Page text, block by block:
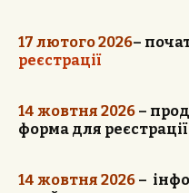
17 лютого 2026–
реєстрації
14 жовтня 2026 –
форма для
14 жовтня 2026 –